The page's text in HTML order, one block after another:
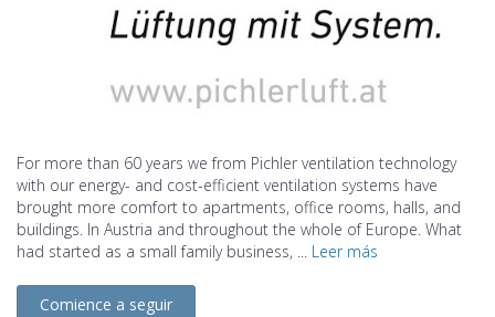
For more than 60 years we from Pichler ventilation technology
with our energy- and cost-efficient ventilation systems have
brought more comfort to apartments, office rooms, halls, and
buildings. In Austria and throughout the whole of Europe. What
had started as a small family business, ... Leer más
Comience a seguir